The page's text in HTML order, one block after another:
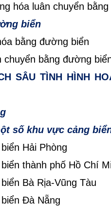
hóa luân chuyển
biển
bằng đường biển
chuyển bằng đường
SÂU TÌNH HÌNH
số khu vực cảng
Hải Phòng
thành phố Hồ Chí
Bà Rịa-Vũng Tàu
Đà Nẵng